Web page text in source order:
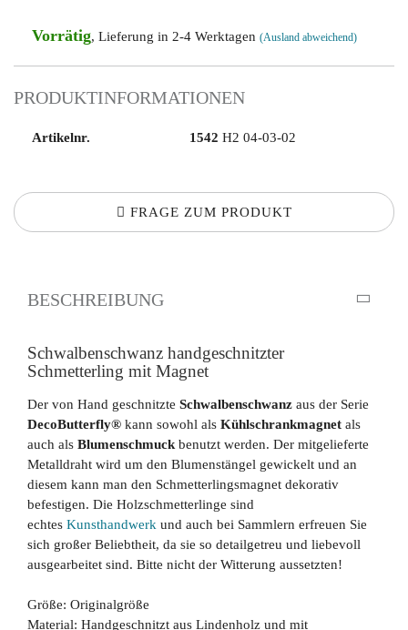
Vorrätig, Lieferung in 2-4 Werktagen (Ausland abweichend)
PRODUKTINFORMATIONEN
Artikelnr. 1542 H2 04-03-02
FRAGE ZUM PRODUKT
BESCHREIBUNG
Schwalbenschwanz handgeschnitzter
Schmetterling mit Magnet
Der von Hand geschnitzte Schwalbenschwanz aus der Serie
DecoButterfly® kann sowohl als Kühlschrankmagnet als
auch als Blumenschmuck benutzt werden. Der mitgelieferte
Metalldraht wird um den Blumenstängel gewickelt und an
diesem kann man den Schmetterlingsmagnet dekorativ
befestigen. Die Holzschmetterlinge sind
echtes Kunsthandwerk und auch bei Sammlern erfreuen Sie
sich großer Beliebtheit, da sie so detailgetreu und liebevoll
ausgearbeitet sind. Bitte nicht der Witterung aussetzten!
Größe: Originalgröße
Material: Handgeschnitzt aus Lindenholz und mit